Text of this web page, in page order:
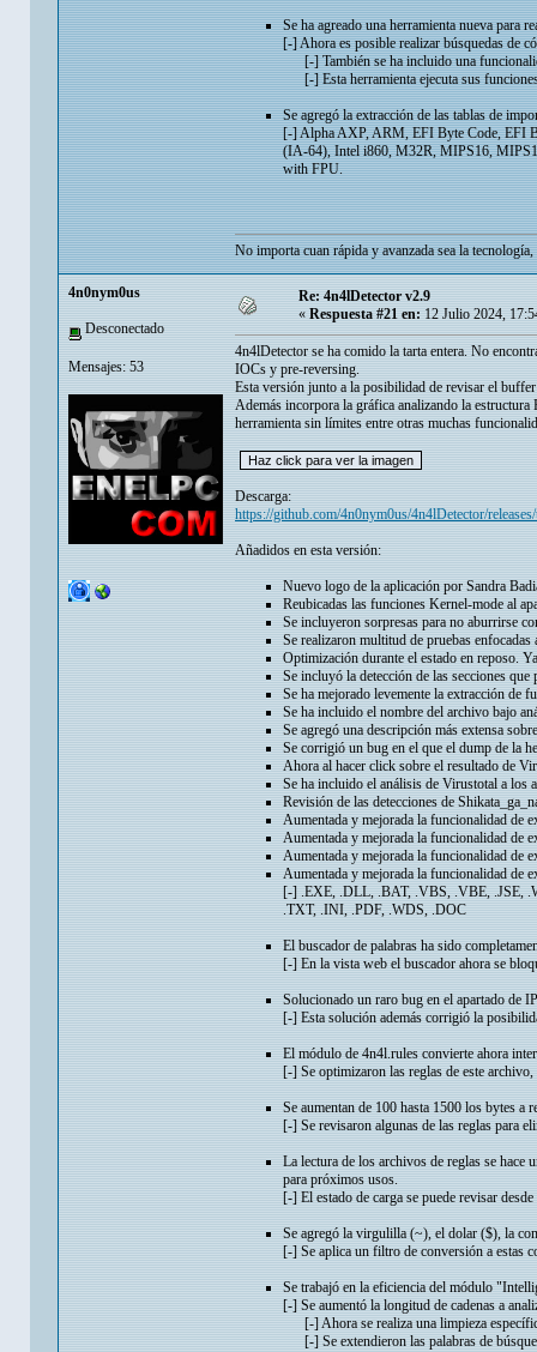
Se ha agreado una herramienta nueva para
[-] Ahora es posible realizar búsquedas de
[-] También se ha incluido una
[-] Esta herramienta ejecuta sus funciones
Se agregó la extracción de las tablas de
[-] Alpha AXP, ARM, EFI Byte Code, EFI
(IA-64), Intel i860, M32R, MIPS16,
with FPU.
No importa cuan rápida y avanzada sea la
4n0nym0us
Desconectado
Mensajes: 53
Re: 4n4lDetector v2.9
« Respuesta #21 en: 12 Julio 2024,
4n4lDetector se ha comido la tarta entera. No
IOCs y pre-reversing.
Esta versión junto a la posibilidad de revisar el
Además incorpora la gráfica analizando la
herramienta sin límites entre otras muchas
Descarga:
https://github.com/4n0nym0us/4n4lDetector/
Añadidos en esta versión:
Nuevo logo de la aplicación por Sandra
Reubicadas las funciones Kernel-mode al
Se incluyeron sorpresas para no aburrirse
Se realizaron multitud de pruebas
Optimización durante el estado en reposo.
Se incluyó la detección de las secciones
Se ha mejorado levemente la extracción de
Se ha incluido el nombre del archivo bajo
Se agregó una descripción más extensa
Se corrigió un bug en el que el dump de la
Ahora al hacer click sobre el resultado de
Se ha incluido el análisis de Virustotal a los
Revisión de las detecciones de
Aumentada y mejorada la funcionalidad de
Aumentada y mejorada la funcionalidad
Aumentada y mejorada la funcionalidad
Aumentada y mejorada la funcionalidad de
[-] .EXE, .DLL, .BAT, .VBS, .VBE, .JSE,
.TXT, .INI, .PDF, .WDS, .DOC
El buscador de palabras ha sido
[-] En la vista web el buscador ahora se
Solucionado un raro bug en el apartado de
[-] Esta solución además corrigió la
El módulo de 4n4l.rules convierte ahora
[-] Se optimizaron las reglas de este
Se aumentan de 100 hasta 1500 los bytes
[-] Se revisaron algunas de las reglas para
La lectura de los archivos de reglas se hace
para próximos usos.
[-] El estado de carga se puede revisar
Se agregó la virgulilla (~), el dolar ($), la
[-] Se aplica un filtro de conversión a estas
Se trabajó en la eficiencia del módulo
[-] Se aumentó la longitud de cadenas a
[-] Ahora se realiza una limpieza
[-] Se extendieron las palabras de